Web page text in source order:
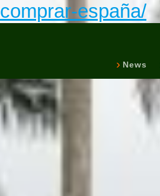
comprar-españa/
News